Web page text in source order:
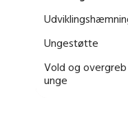
Ungestøtte
Vold og
unge